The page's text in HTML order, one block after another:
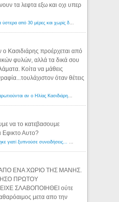
τα λεφτα εξω και οχι υπερ
ο Κασιδιάρης προέρχεται από
φυλών, αλλά τα δικά σου
Κοίτα να μάθεις
όταν θέτεις
να το κατεβασουμε
Εφικτο Αυτο?
ΑΠΟ ΕΝΑ ΧΩΡΙΟ ΤΗΣ ΜΑΝΗΣ.
ΠΡΩΤΟΥ
ΣΛΑΒΟΠΟΙΗΘΕΙ ούτε
μετα απο την